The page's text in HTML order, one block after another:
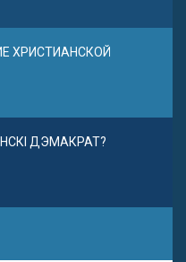
ХРИСТИАНСКОЙ
ДЭМАКРАТ?